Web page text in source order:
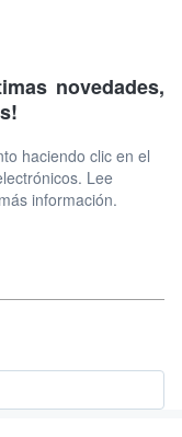
novedades,
haciendo clic en el
Lee
información.